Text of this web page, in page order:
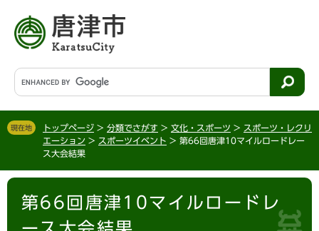
す
。
し
て
へ
G
o
g
l
ス
タ
ム
現在地 トップページ > 分類でさがす > 文化・スポーツ > スポーツ・レクリ
エーション > スポーツイベント > 第66回唐津10マイルロードレー
ス大会結果
本
第66回唐津10マイルロードレ